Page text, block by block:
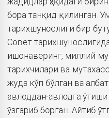
бора танқид қилинган.
тарихшунослиги бир
Совет
ишонаверинг, миллий
тарихчилари ва
жуда кўп бўлган ва
авлоддан-авлодга
ўзгариб борган. Айтиб